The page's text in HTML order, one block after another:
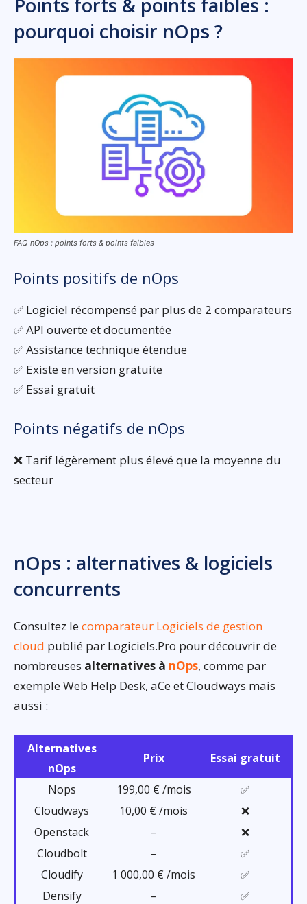
Points forts & points faibles :
pourquoi choisir nOps ?
FAQ nOps : points forts & points faibles
Points positifs de nOps
✅ Logiciel récompensé par plus de 2 comparateurs
✅ API ouverte et documentée
✅ Assistance technique étendue
✅ Existe en version gratuite
✅ Essai gratuit
Points négatifs de nOps
❌ Tarif légèrement plus élevé que la moyenne du
secteur
nOps : alternatives & logiciels
concurrents
Consultez lecomparateur Logiciels de gestion
cloud publié par Logiciels.Pro pour découvrir de
nombreuses alternatives à nOps, comme par
exemple Web Help Desk, aCe et Cloudways mais
aussi :
Alternatives
nOps
Prix Essai gratuit
Nops 199,00 € /mois
✅
Cloudways
10,00 € /mois
❌
Openstack
–
❌
Cloudbolt
–
✅
Cloudify
1 000,00 € /mois
✅
Densify
– ✅